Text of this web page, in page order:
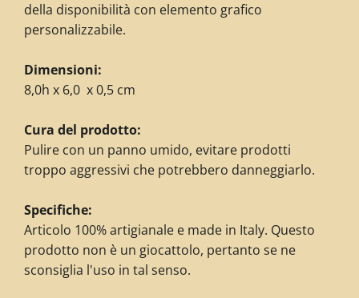
della disponibilità con elemento grafico
personalizzabile.
Dimensioni:
8,0h x 6,0 x 0,5 cm
Cura del prodotto:
Pulire con un panno umido, evitare prodotti
troppo aggressivi che potrebbero danneggiarlo.
Specifiche:
Articolo 100% artigianale e made in Italy. Questo
prodotto non è un giocattolo, pertanto se ne
sconsiglia l'uso in tal senso.